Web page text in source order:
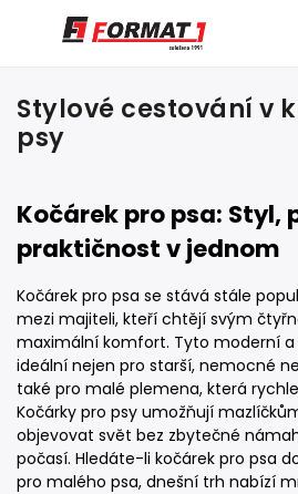
Stylové cestování v
psy
Kočárek pro psa: Styl,
praktičnost v jednom
Kočárek pro psa se stává stále
mezi majiteli, kteří chtějí svým
maximální komfort. Tyto moderní a
ideální nejen pro starší, nemocné
také pro malé plemena, která
Kočárky pro psy umožňují
objevovat svět bez zbytečné
počasí. Hledáte-li kočárek pro psa
pro malého psa, dnešní trh nabízí